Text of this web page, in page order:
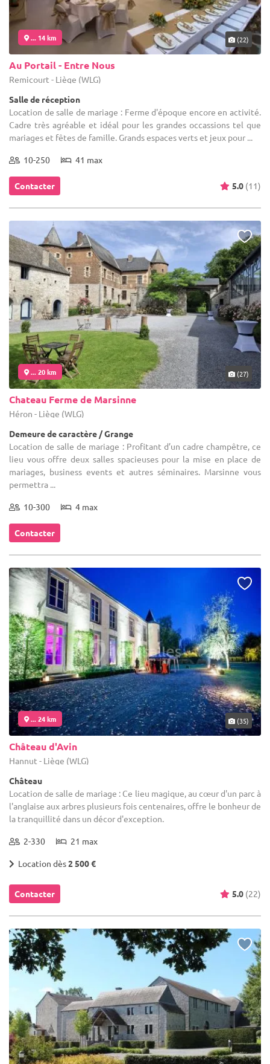
... 14 km (22)
Au Portail - Entre Nous
Remicourt - Liège (WLG)
Salle de réception
Location de salle de mariage : Ferme d'époque encore en activité.
Cadre très agréable et idéal pour les grandes occassions tel que
mariages et fêtes de famille. Grands espaces verts et jeux pour ...
10-250 41 max
Contacter 5.0 (11)
... 20 km (27)
Chateau Ferme de Marsinne
Héron - Liège (WLG)
Demeure de caractère / Grange
Location de salle de mariage : Profitant d’un cadre champêtre, ce
lieu vous offre deux salles spacieuses pour la mise en place de
mariages, business events et autres séminaires. Marsinne vous
permettra ...
10-300 4 max
Contacter
... 24 km (35)
Château d'Avin
Hannut - Liège (WLG)
Château
Location de salle de mariage : Ce lieu magique, au cœur d'un parc à
l'anglaise aux arbres plusieurs fois centenaires, offre le bonheur de
la tranquillité dans un décor d'exception.
2-330 21 max
Location dès2 500 €
Contacter 5.0 (22)